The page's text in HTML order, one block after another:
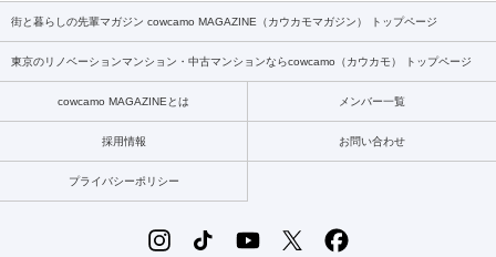
街と暮らしの先輩マガジン cowcamo MAGAZINE（カウカモマガジン） トップページ
東京のリノベーションマンション・中古マンションならcowcamo（カウカモ） トップページ
cowcamo MAGAZINEとは メンバー一覧
採用情報 お問い合わせ
プライバシーポリシー